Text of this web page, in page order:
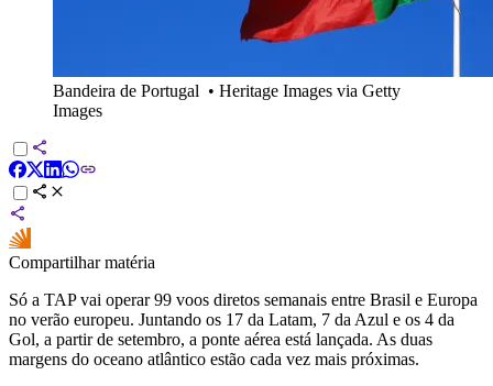
Bandeira de Portugal • Heritage Images via Getty
Images
Compartilhar matéria
Só a TAP vai operar 99 voos diretos semanais entre Brasil e Europa
no verão europeu. Juntando os 17 da Latam, 7 da Azul e os 4 da
Gol, a partir de setembro, a ponte aérea está lançada. As duas
margens do oceano atlântico estão cada vez mais próximas.